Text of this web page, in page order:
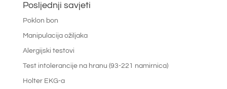
Posljednji savjeti
Poklon bon
Manipulacija ožiljaka
Alergijski testovi
Test intolerancije na hranu (93-221 namirnica)
Holter EKG-a